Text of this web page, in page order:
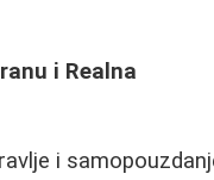
i Realna
i